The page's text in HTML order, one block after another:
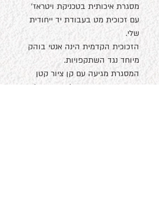
מסגרת איכותית בטכניקת ויטראז'
עם זכוכית מט בעבודת יד ייחודית
שלי.
הזכוכית הקדמית הינה אנטי בוהק
מיוחד נגד השתקפויות.
המסגרת מגיעה עם קן ציור קטן
כאפשרות העמדה על שידה/שולחן